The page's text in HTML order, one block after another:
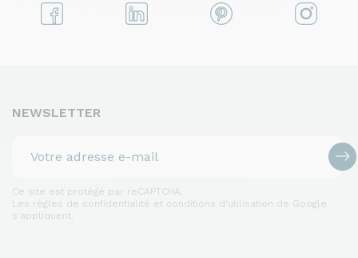
NEWSLETTER
Ce site est protégé par reCAPTCHA.
Les règles de confidentialité et conditions d'utilisation de Google
s'appliquent.